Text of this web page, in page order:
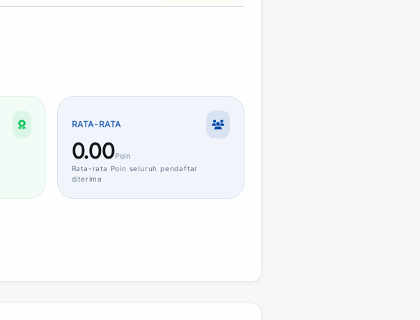
RATA-RATA
0.00Poin
Rata-rata Poin seluruh pendaftar
diterima